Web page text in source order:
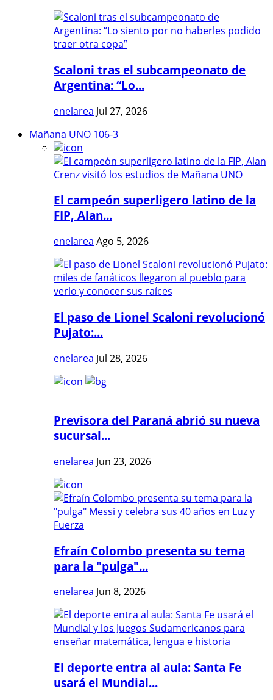
Scaloni tras el subcampeonato de
Argentina: “Lo...
enelarea Jul 27, 2026
Mañana UNO 106-3
El campeón superligero latino de la
FIP, Alan...
enelarea Ago 5, 2026
El paso de Lionel Scaloni revolucionó
Pujato:...
enelarea Jul 28, 2026
Previsora del Paraná abrió su nueva
sucursal...
enelarea Jun 23, 2026
Efraín Colombo presenta su tema
para la "pulga"...
enelarea Jun 8, 2026
El deporte entra al aula: Santa Fe
usará el Mundial...